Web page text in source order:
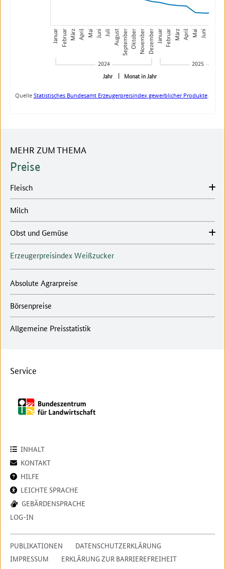
MEHR ZUM THEMA
Preise
Fleisch
Milch
Obst und Gemüse
Erzeugerpreisindex Weißzucker
Absolute Agrarpreise
Börsenpreise
Allgemeine Preisstatistik
Service
INHALT
KONTAKT
HILFE
LEICHTE SPRACHE
GEBÄRDENSPRACHE
LOG-IN
PUBLIKATIONEN
DATENSCHUTZERKLÄRUNG
IMPRESSUM
ERKLÄRUNG ZUR BARRIEREFREIHEIT